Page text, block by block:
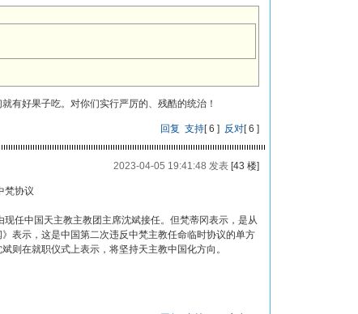
有好果子吃。对你们实行严厉的、残酷的统治！
回复 支持[6 ] 反对[6 ]
2023-04-05 19:41:48 发表[43 楼]
梵协议
任中国天主教主教团主席沈斌接任。但梵蒂冈表示，是从
表示，这是中国第二次违反中梵主教任命临时协议的单方
则在就职仪式上表示，将坚持天主教中国化方向。